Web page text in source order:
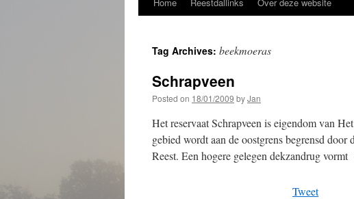
Skip
content
Tag Archives: beekmoeras
Schrapveen
Posted on 18/01/2009 byJan
Het reservaat Schrapveen is eigendom van
gebied wordt aan de oostgrens begrensd
Reest. Een hogere gelegen dekzandrug
Tweet